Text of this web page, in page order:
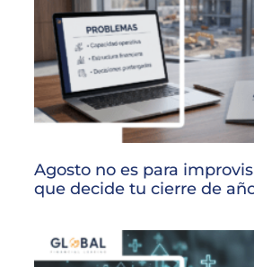
Agosto no es para
que decide tu cierre de